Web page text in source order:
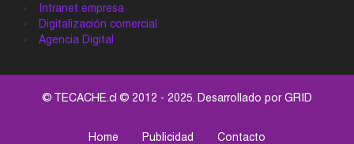
Intranet empresa
Digitalización comercial
Agencia Digital
© TECACHE.cl © 2012 - 2025. Desarrollado porGRID
Home Publicidad Contacto